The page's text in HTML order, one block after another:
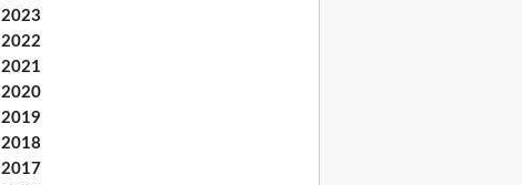
2023
2022
2021
2020
2019
2018
2017